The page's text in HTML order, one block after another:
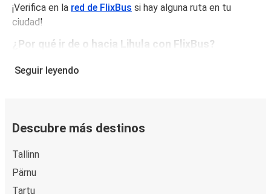
¡Verifica en la red de FlixBus si hay alguna ruta en tu
ciudad!
¿Por qué ir de o hacia Lihula con FlixBus?
FlixBus combina precios bajos con comodidad para
enchufes. Escoge tu asiento favorito al reservar y viaja
equipaje de mano y una pieza de equipaje facturado.
Cómo puedes hacer la reserva de tu boleto de
autobús desde o hacia Lihula
Seguir leyendo
Descubre más destinos
Tallinn
Pärnu
Tartu